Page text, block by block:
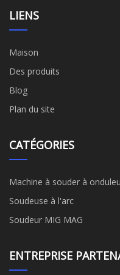
LIENS
Maison
Des produits
Blog
Plan du site
CATÉGORIES
Machine à souder à
Soudeuse à l'arc
Soudeur MIG MAG
ENTREPRISE